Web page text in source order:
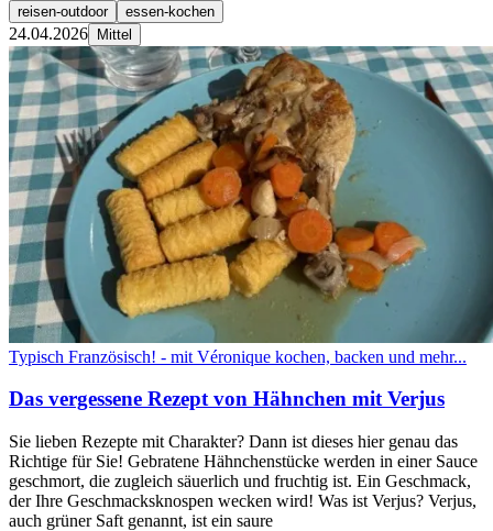
reisen-outdoor essen-kochen
24.04.2026 Mittel
Typisch Französisch! - mit Véronique kochen, backen und mehr...
Das vergessene Rezept von Hähnchen mit Verjus
Sie lieben Rezepte mit Charakter? Dann ist dieses hier genau das
Richtige für Sie! Gebratene Hähnchenstücke werden in einer Sauce
geschmort, die zugleich säuerlich und fruchtig ist. Ein Geschmack,
der Ihre Geschmacksknospen wecken wird! Was ist Verjus? Verjus,
auch grüner Saft genannt, ist ein saure